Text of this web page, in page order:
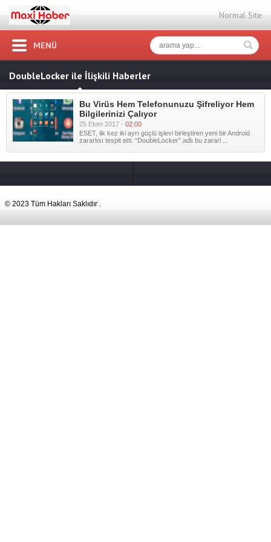
Normal Site
MENÜ
DoubleLocker ile İlişkili Haberler
Bu Virüs Hem Telefonunuzu Şifreliyor Hem
Bilgilerinizi Çalıyor
25 Ekim 2017 - 02:00
ESET, ilk kez iki ayrı güçlü işlevi birleştiren yeni bir Android
zararlısı tespit etti. “DoubleLocker” adlı bu zararl ...
© 2023 Tüm Hakları Saklıdır .